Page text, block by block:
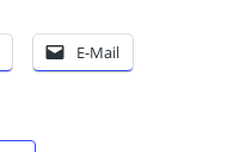
E-Mail